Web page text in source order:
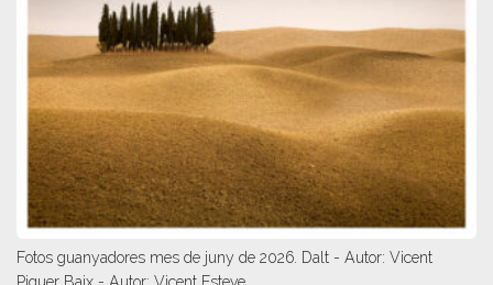
Fotos guanyadores mes de juny de 2026. Dalt - Autor: Vicent